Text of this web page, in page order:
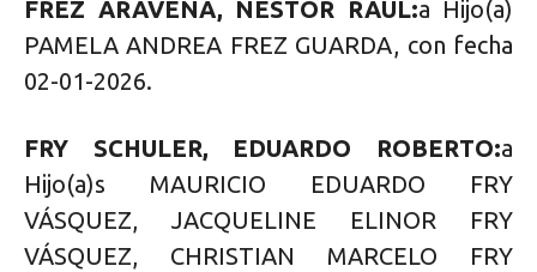
FREZ ARAVENA, NÉSTOR RAÚL:a Hijo(a)
PAMELA ANDREA FREZ GUARDA, con fecha
02-01-2026.
FRY SCHULER, EDUARDO ROBERTO:a
Hijo(a)s MAURICIO EDUARDO FRY
VÁSQUEZ, JACQUELINE ELINOR FRY
VÁSQUEZ, CHRISTIAN MARCELO FRY